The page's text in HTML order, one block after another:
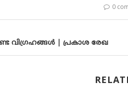
0
വിഗ്രഹങ്ങൾ | പ്രകാശ രേഖ